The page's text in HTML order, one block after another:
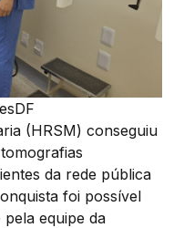
(HRSM) conseguiu
da rede pública
foi possível
equipe da